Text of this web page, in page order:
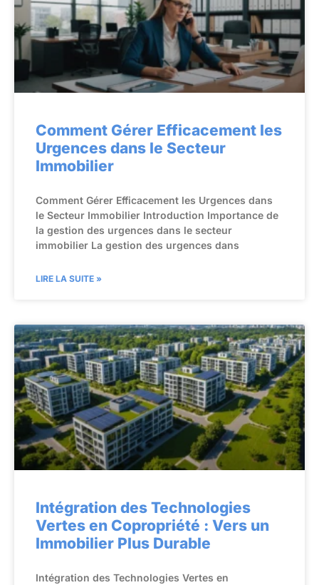
Comment Gérer Efficacement les
Urgences dans le Secteur
Immobilier
Comment Gérer Efficacement les Urgences dans
le Secteur Immobilier Introduction Importance de
la gestion des urgences dans le secteur
immobilier La gestion des urgences dans
LIRE LA SUITE »
Intégration des Technologies
Vertes en Copropriété : Vers un
Immobilier Plus Durable
Intégration des Technologies Vertes en